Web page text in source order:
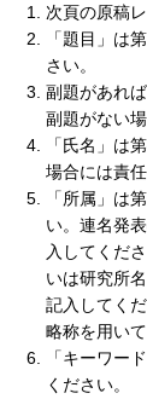
次頁の原稿
「題目」は
さい。
副題があれ
副題がない
「氏名」は
場合には責
「所属」は
い。連名発
入してくだ
いは研究所
記入してく
略称を用い
「キーワー
ください。